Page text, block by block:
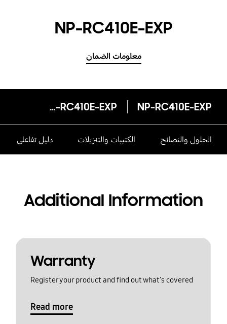
NP-RC410E-EXP
معلومات الضمان
NP-RC410E-EXP
NP-RC410E-EXP
الحلول والنصائح الكتيبات والتنزيلات دليل تفاعلى
Additional Information
Warranty
Register your product and find out what's covered
Read more